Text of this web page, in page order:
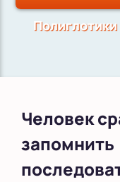
Полиглотики
Человек
запомнить